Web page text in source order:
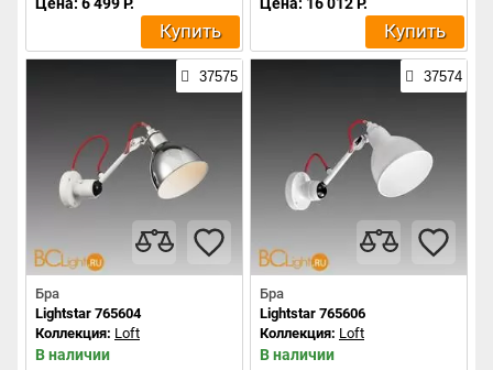
Купить Купить
37575
Бра
Lightstar 765604
Коллекция: Loft
В наличии
37574
Бра
Lightstar 765606
Коллекция: Loft
В наличии